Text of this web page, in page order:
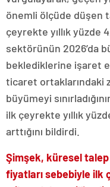
önemli ölçüde düşen
çeyrekte yıllık yüzde
sektörünün 2026’da
beklediklerine işaret
ticaret ortaklarındaki
büyümeyi
ilk çeyrekte yıllık
arttığını bildirdi.
Şimşek, küresel
fiyatları sebebiyle ilk